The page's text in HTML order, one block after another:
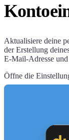
Aktualisiere deine
der Erstellung
E-Mail-Adresse
Öffne die